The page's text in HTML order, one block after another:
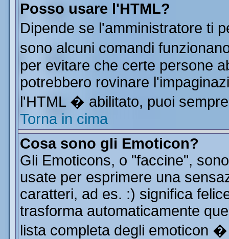
Posso usare l'HTML?
Dipende se l'amministratore ti
sono alcuni comandi
per evitare che certe persone
potrebbero rovinare
l'HTML � abilitato, puoi
Torna in cima
Cosa sono gli Emoticon?
Gli Emoticons, o "faccine",
usate per esprimere una
caratteri, ad es. :) significa
trasforma automaticamente
lista completa degli emoticon